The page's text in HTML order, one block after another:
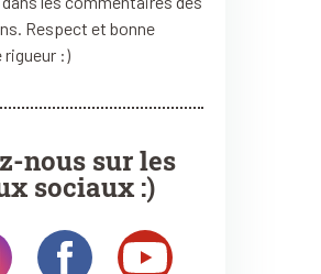
Respect et bonne
rigueur :)
nous sur les
sociaux :)